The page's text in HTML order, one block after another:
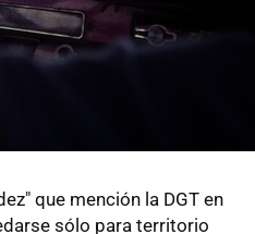
que mención la DGT en
sólo para territorio